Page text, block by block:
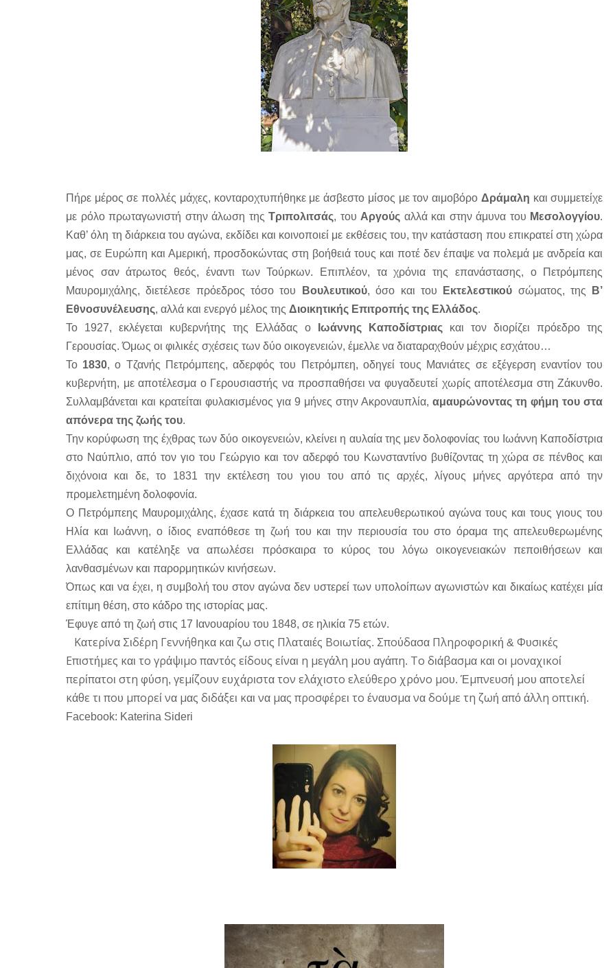
Πήρε μέρος σε πολλές μάχες, κονταροχτυπήθηκε με άσβεστο μίσος με τον αιμοβόρο Δράμαλη και συμμετείχε
με ρόλο πρωταγωνιστή στην άλωση τηςΤριπολιτσάς, του Αργούς αλλά και στην άμυνα του Μεσολογγίου.
Καθ’ όλη τη διάρκεια του αγώνα, εκδίδει και κοινοποιεί με εκθέσεις του, την κατάσταση που επικρατεί στη χώρα
μας, σε Ευρώπη και Αμερική, προσδοκώντας στη βοήθειά τους και ποτέ δεν έπαψε να πολεμά με ανδρεία και
μένος σαν άτρωτος θεός, έναντι των Τούρκων. Επιπλέον, τα χρόνια της επανάστασης, ο Πετρόμπεης
Μαυρομιχάλης, διετέλεσε πρόεδρος τόσο του
Βουλευτικού, όσο και του Εκτελεστικού σώματος, της
Β’
Εθνοσυνέλευσης, αλλά και ενεργό μέλος της Διοικητικής Επιτροπής της Ελλάδος.
Το 1927, εκλέγεται κυβερνήτης της Ελλάδας ο
Ιωάννης Καποδίστριας και τον διορίζει πρόεδρο της
Γερουσίας. Όμως οι φιλικές σχέσεις των δύο οικογενειών, έμελλε να διαταραχθούν μέχρις εσχάτου…
Το 1830, ο Τζανής Πετρόμπεης, αδερφός του Πετρόμπεη, οδηγεί τους Μανιάτες σε εξέγερση εναντίον του
κυβερνήτη, με αποτέλεσμα ο Γερουσιαστής να προσπαθήσει να φυγαδευτεί χωρίς αποτέλεσμα στη Ζάκυνθο.
Συλλαμβάνεται και κρατείται φυλακισμένος για 9 μήνες στην Ακροναυπλία,αμαυρώνοντας τη φήμη του στα
απόνερα της ζωής του.
Την κορύφωση της έχθρας των δύο οικογενειών, κλείνει η αυλαία της μεν δολοφονίας του Ιωάννη Καποδίστρια
στο Ναύπλιο, από τον γιο του Γεώργιο και τον αδερφό του Κωνσταντίνο βυθίζοντας τη χώρα σε πένθος και
διχόνοια και δε, το 1831 την εκτέλεση του γιου του από τις αρχές, λίγους μήνες αργότερα από την
προμελετημένη δολοφονία.
Ο Πετρόμπεης Μαυρομιχάλης, έχασε κατά τη διάρκεια του απελευθερωτικού αγώνα τους και τους γιους του
Ηλία και Ιωάννη, ο ίδιος εναπόθεσε τη ζωή του και την περιουσία του στο όραμα της απελευθερωμένης
Ελλάδας και κατέληξε να απωλέσει πρόσκαιρα το κύρος του λόγω οικογενειακών πεποιθήσεων και
λανθασμένων και παρορμητικών κινήσεων.
Όπως και να έχει, η συμβολή του στον αγώνα δεν υστερεί των υπολοίπων αγωνιστών και δικαίως κατέχει μία
επίτιμη θέση, στο κάδρο της ιστορίας μας.
Έφυγε από τη ζωή στις 17 Ιανουαρίου του 1848, σε ηλικία 75 ετών.
Κατερίνα Σιδέρη Γεννήθηκα και ζω στις Πλαταιές Βοιωτίας. Σπούδασα Πληροφορική & Φυσικές
Επιστήμες και το γράψιμο παντός είδους είναι η μεγάλη μου αγάπη. Το διάβασμα και οι μοναχικοί
περίπατοι στη φύση, γεμίζουν ευχάριστα τον ελάχιστο ελεύθερο χρόνο μου. Έμπνευσή μου αποτελεί
κάθε τι που μπορεί να μας διδάξει και να μας προσφέρει το έναυσμα να δούμε τη ζωή από άλλη οπτική.
Facebook: Katerina Sideri